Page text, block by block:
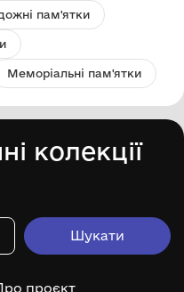
пам'ятки
Меморіальні пам'ятки
колекції
проєкт